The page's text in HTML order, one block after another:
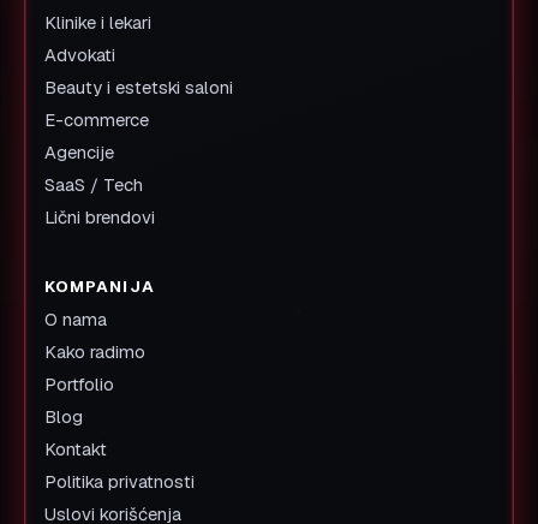
Klinike i lekari
Advokati
Beauty i estetski saloni
E-commerce
Agencije
SaaS / Tech
Lični brendovi
KOMPANIJA
O nama
Kako radimo
Portfolio
Blog
Kontakt
Politika privatnosti
Uslovi korišćenja